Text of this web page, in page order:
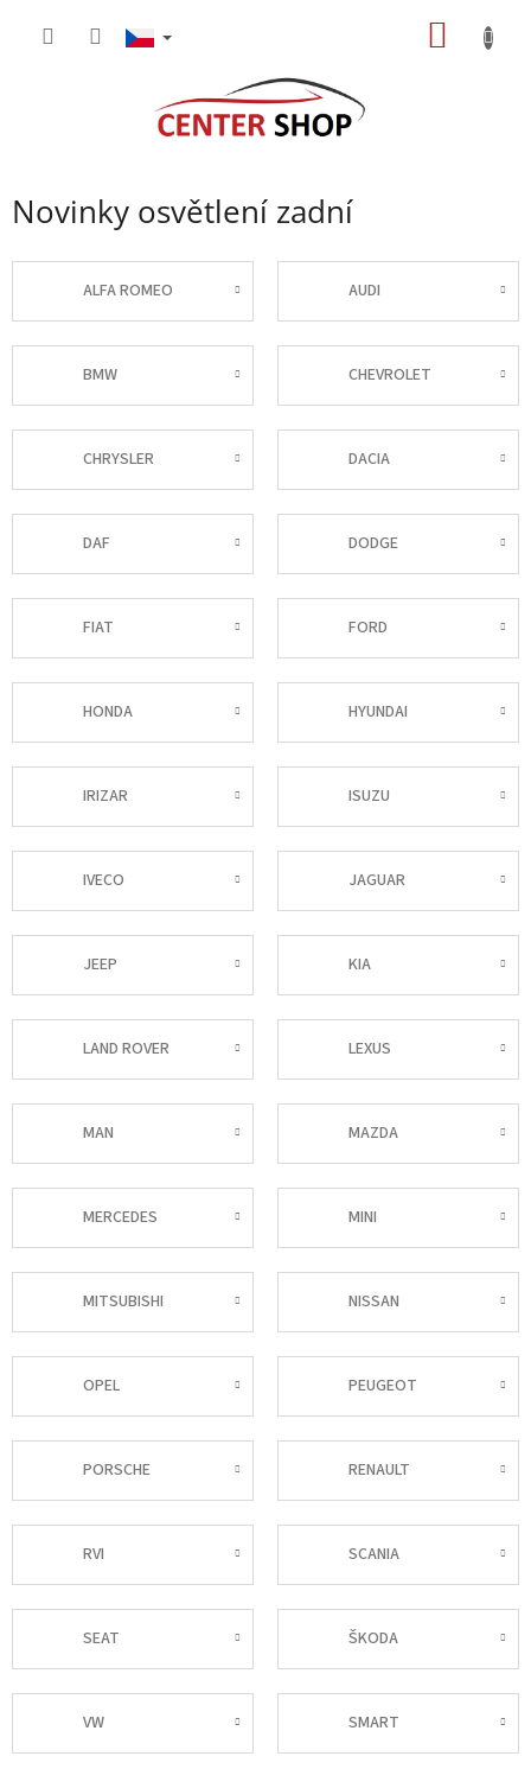
Novinky osvětlení zadní
ALFA ROMEO AUDI
BMW CHEVROLET
CHRYSLER DACIA
DAF DODGE
FIAT FORD
HONDA HYUNDAI
IRIZAR ISUZU
IVECO JAGUAR
JEEP KIA
LAND ROVER LEXUS
MAN MAZDA
MERCEDES MINI
MITSUBISHI NISSAN
OPEL PEUGEOT
PORSCHE RENAULT
RVI SCANIA
SEAT ŠKODA
VW SMART